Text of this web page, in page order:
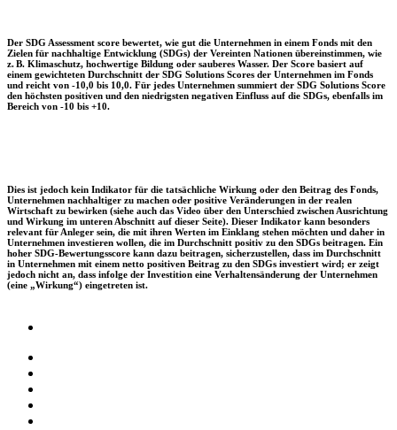
Der SDG Assessment score bewertet, wie gut die Unternehmen in einem Fonds mit den
Zielen für nachhaltige Entwicklung (SDGs) der Vereinten Nationen übereinstimmen, wie
z. B. Klimaschutz, hochwertige Bildung oder sauberes Wasser. Der Score basiert auf
einem gewichteten Durchschnitt der SDG Solutions Scores der Unternehmen im Fonds
und reicht von -10,0 bis 10,0. Für jedes Unternehmen summiert der SDG Solutions Score
den höchsten positiven und den niedrigsten negativen Einfluss auf die SDGs, ebenfalls im
Bereich von -10 bis +10.
Dies ist jedoch kein Indikator für die tatsächliche Wirkung oder den Beitrag des Fonds,
Unternehmen nachhaltiger zu machen oder positive Veränderungen in der realen
Wirtschaft zu bewirken (siehe auch das Video über den Unterschied zwischen Ausrichtung
und Wirkung im unteren Abschnitt auf dieser Seite). Dieser Indikator kann besonders
relevant für Anleger sein, die mit ihren Werten im Einklang stehen möchten und daher in
Unternehmen investieren wollen, die im Durchschnitt positiv zu den SDGs beitragen. Ein
hoher SDG-Bewertungsscore kann dazu beitragen, sicherzustellen, dass im Durchschnitt
in Unternehmen mit einem netto positiven Beitrag zu den SDGs investiert wird; er zeigt
jedoch nicht an, dass infolge der Investition eine Verhaltensänderung der Unternehmen
(eine „Wirkung“) eingetreten ist.